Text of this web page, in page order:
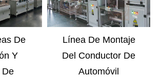
De
Y
De
Línea De Montaje
Del Conductor De
Automóvil